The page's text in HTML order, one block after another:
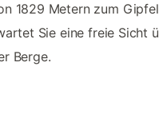
1829 Metern zum
Sie eine freie Sicht
Berge.